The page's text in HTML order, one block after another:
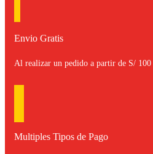
Envio Gratis
Al realizar un pedido a partir de S/ 100
Multiples Tipos de Pago